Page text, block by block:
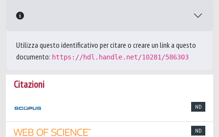
Utilizza questo identificativo per citare o creare un link a questo
documento: https://hdl.handle.net/10281/586303
Citazioni
ND
ND